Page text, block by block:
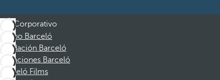
Corporativo
Grupo Barceló
Fundación Barceló
Vacaciones Barceló
Barceló Films